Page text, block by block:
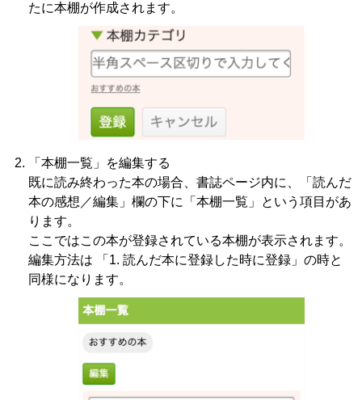
たに本棚が作成されます。
「本棚一覧」を編集する
既に読み終わった本の場合、書誌ページ内に、「読んだ
本の感想／編集」欄の下に「本棚一覧」という項目があ
ります。
ここではこの本が登録されている本棚が表示されます。
編集方法は 「1. 読んだ本に登録した時に登録」の時と
同様になります。